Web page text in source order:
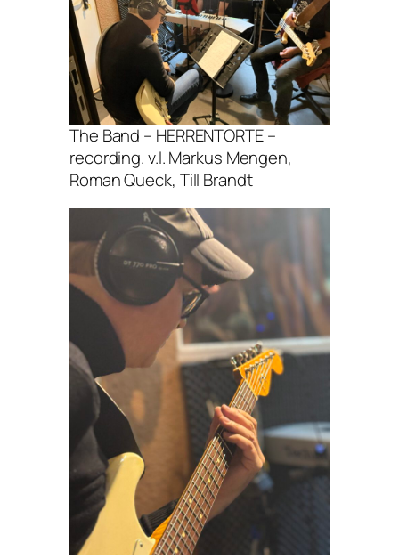
The Band – HERRENTORTE –
recording. v.l. Markus Mengen,
Roman Queck, Till Brandt